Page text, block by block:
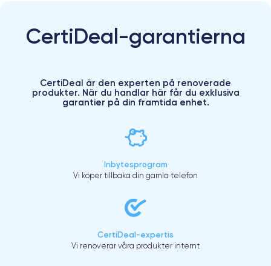
CertiDeal-garantierna
CertiDeal är den experten på renoverade
produkter. När du handlar här får du exklusiva
garantier på din framtida enhet.
Inbytesprogram
Vi köper tillbaka din gamla telefon
CertiDeal-expertis
Vi renoverar våra produkter internt